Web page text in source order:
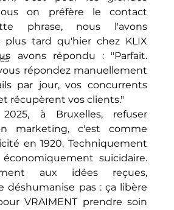
on préfère le contact
phrase, nous l'avons
plus tard qu'hier chez KLIX
avons répondu : "Parfait.
répondez manuellement
par jour, vos concurrents
récupèrent vos clients."
à Bruxelles, refuser
marketing, c'est comme
en 1920. Techniquement
économiquement suicidaire.
aux idées reçues,
déshumanise pas : ça libère
VRAIMENT prendre soin